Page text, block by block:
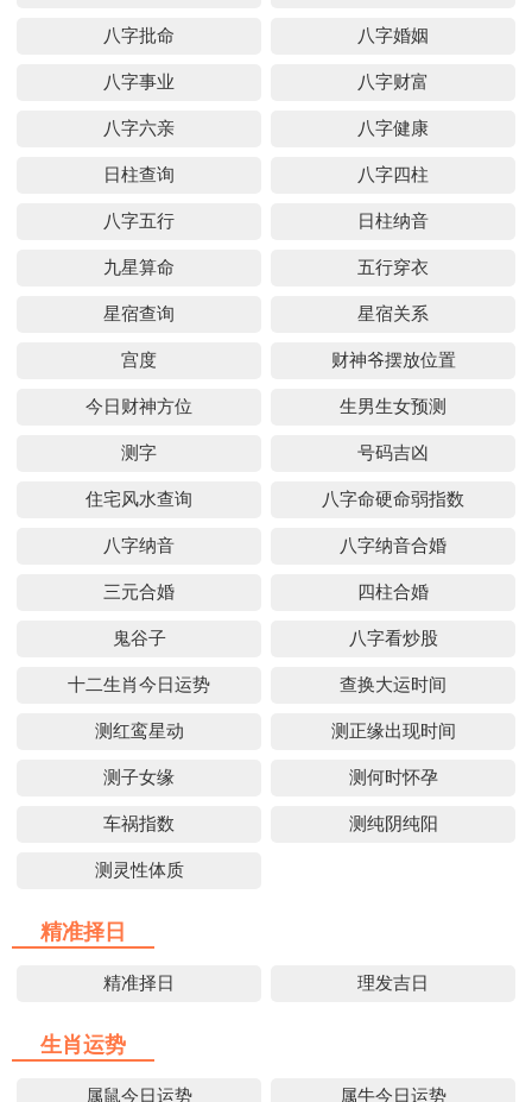
八字批命 八字婚姻
八字事业 八字财富
八字六亲 八字健康
日柱查询 八字四柱
八字五行 日柱纳音
九星算命 五行穿衣
星宿查询 星宿关系
宫度 财神爷摆放位置
今日财神方位 生男生女预测
测字 号码吉凶
住宅风水查询 八字命硬命弱指数
八字纳音 八字纳音合婚
三元合婚 四柱合婚
鬼谷子 八字看炒股
十二生肖今日运势 查换大运时间
测红鸾星动 测正缘出现时间
测子女缘 测何时怀孕
车祸指数 测纯阴纯阳
测灵性体质
精准择日
精准择日 理发吉日
生肖运势
属鼠今日运势 属牛今日运势